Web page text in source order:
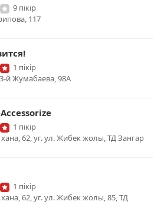
9 пікір
117
1 пікір
й Жумабаева, 98А
1 пікір
62, уг. ул. Жибек жолы, ТД Зангар
1 пікір
62, уг. ул. Жибек жолы, 85, ТД